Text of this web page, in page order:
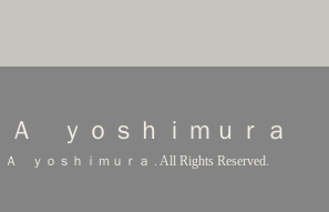
ｙｏｓｈｉｍｕｒａ
ｙｏｓｈｉｍｕｒａ . All Rights Reserved.